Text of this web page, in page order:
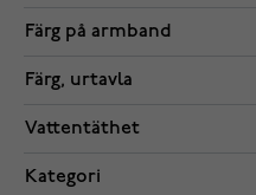
Färg på armband
Färg, urtavla
Vattentäthet
Kategori